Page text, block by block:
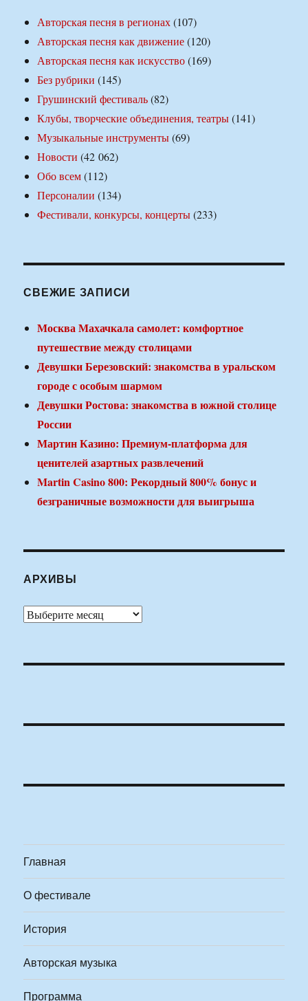
Авторская песня в регионах(107)
Авторская песня как движение(120)
Авторская песня как искусство(169)
Без рубрики (145)
Грушинский фестиваль(82)
Клубы, творческие объединения, театры(141)
Музыкальные инструменты(69)
Новости (42 062)
Обо всем(112)
Персоналии (134)
Фестивали, конкурсы, концерты(233)
СВЕЖИЕ ЗАПИСИ
Москва Махачкала самолет: комфортное
путешествие между столицами
Девушки Березовский: знакомства в уральском
городе с особым шармом
Девушки Ростова: знакомства в южной столице
России
Мартин Казино: Премиум-платформа для
ценителей азартных развлечений
Martin Casino 800: Рекордный 800% бонус и
безграничные возможности для выигрыша
АРХИВЫ
Архивы
Главная
О фестивале
История
Авторская музыка
Программа